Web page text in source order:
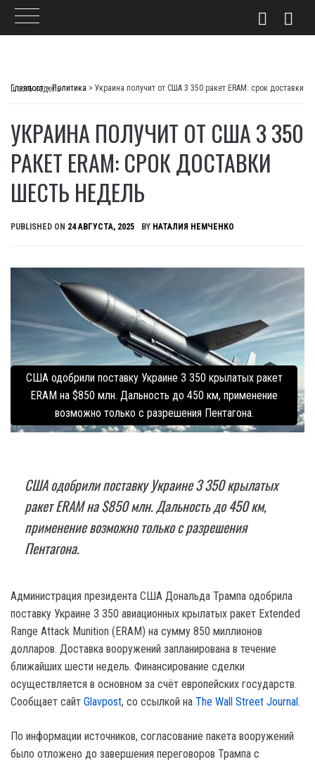
Главпост>Политика >
Украина получит от США 3 350 ракет ERAM: срок доставки шесть недель
УКРАИНА ПОЛУЧИТ ОТ США 3 350
РАКЕТ ERAM: СРОК ДОСТАВКИ
ШЕСТЬ НЕДЕЛЬ
PUBLISHED ON 24 АВГУСТА, 2025 BY НАТАЛИЯ НЕМЧЕНКО
США одобрили поставку Украине 3 350 крылатых ракет
ERAM на $850 млн. Дальность до 450 км, применение
возможно только с разрешения Пентагона.
США одобрили поставку Украине 3 350 крылатых
ракет ERAM на $850 млн. Дальность до 450 км,
применение возможно только с разрешения
Пентагона.
Администрация президента США Дональда Трампа одобрила
поставку Украине 3 350 авиационных крылатых ракет Extended
Range Attack Munition (ERAM) на сумму 850 миллионов
долларов. Доставка вооружений запланирована в течение
ближайших шести недель. Финансирование сделки
осуществляется в основном за счёт европейских государств.
Сообщает сайт Glavpost, со ссылкой на The Wall Street Journal.
По информации источников, согласование пакета вооружений
было отложено до завершения переговоров Трампа с